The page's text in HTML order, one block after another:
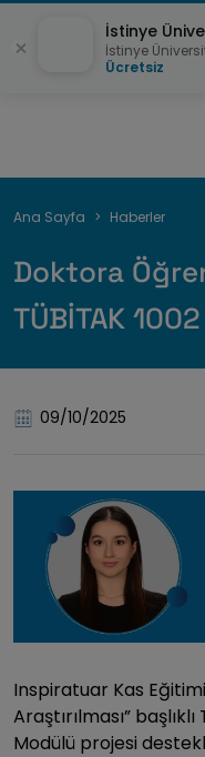
Sayfa
Ana Sayfa Haberler
Doktora
TÜBİTAK
09/10/2025
Inspiratuar Kas
Araştırılması”
Modülü projesi
İstinye
İstinye
Ücretsiz